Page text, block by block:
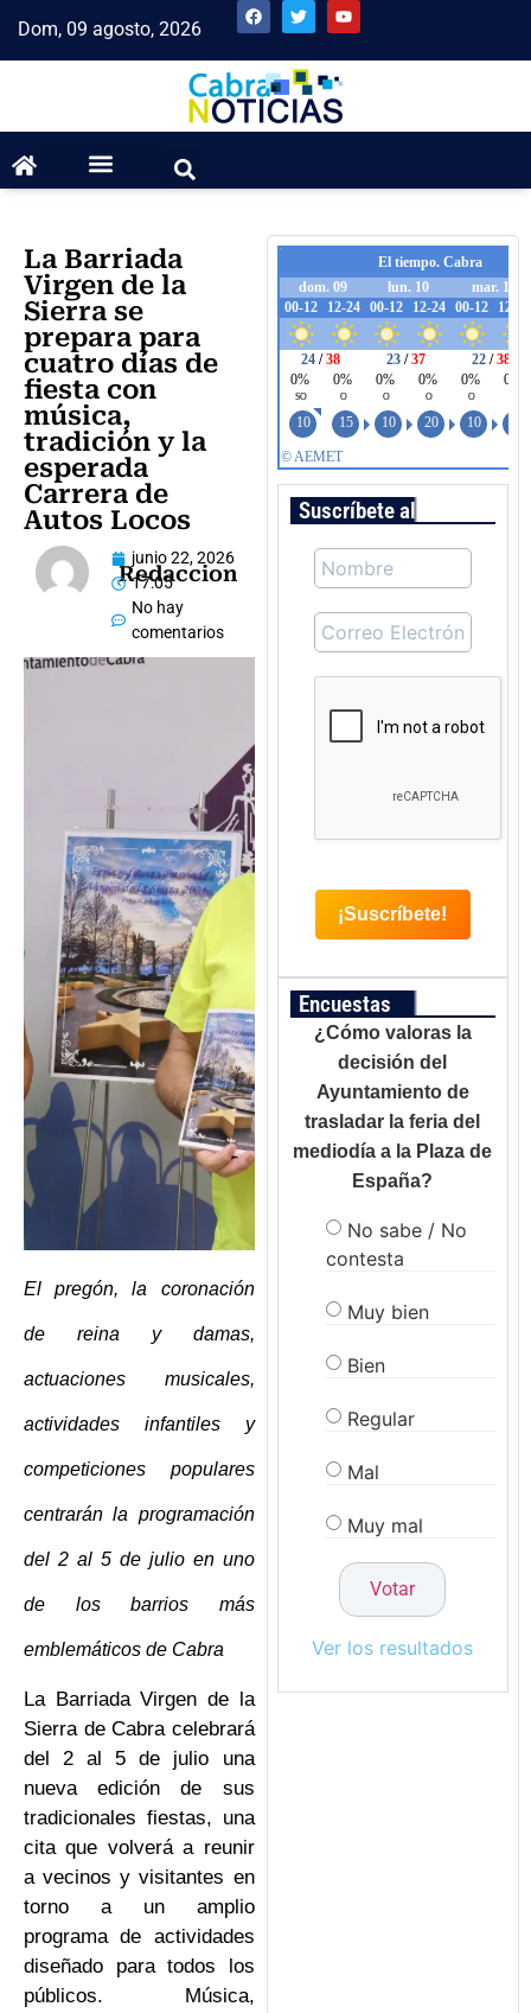
Dom, 09 agosto, 2026
La Barriada
Virgen de la
Sierra se
prepara para
cuatro días de
fiesta con
música,
tradición y la
esperada
Carrera de
Autos Locos
Redaccion
junio 22, 2026
17:05
No hay
comentarios
El pregón, la coronación
de reina y damas,
actuaciones musicales,
actividades infantiles y
competiciones populares
centrarán la programación
del 2 al 5 de julio en uno
de los barrios más
emblemáticos de Cabra
La Barriada Virgen de la
Sierra de Cabra celebrará
del 2 al 5 de julio una
nueva edición de sus
tradicionales fiestas, una
cita que volverá a reunir
a vecinos y visitantes en
torno a un amplio
programa de actividades
diseñado para todos los
públicos. Música,
Suscríbete al boletín
Encuestas
¿Cómo valoras la
decisión del
Ayuntamiento de
trasladar la feria del
mediodía a la Plaza de
España?
No sabe / No
contesta
Muy bien
Bien
Regular
Mal
Muy mal
Ver los resultados